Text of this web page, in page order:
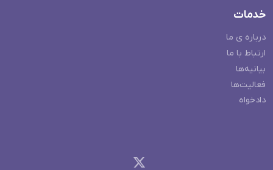
خدمات
درباره ی ما
ارتباط با ما
بیانیه‌ها
فعالیت‌ها
دادخواه